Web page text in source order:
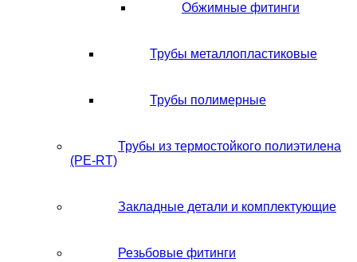
Обжимные фитинги
Трубы металлопластиковые
Трубы полимерные
Трубы из термостойкого полиэтилена
(PE-RT)
Закладные детали и комплектующие
Резьбовые фитинги